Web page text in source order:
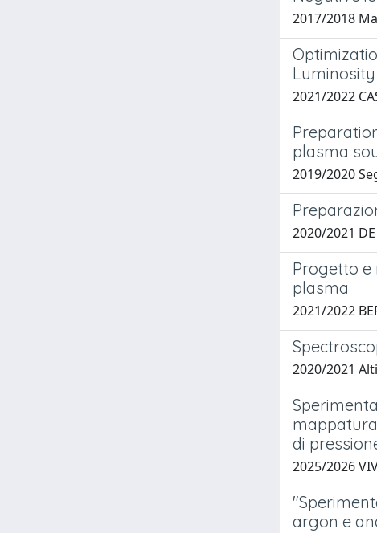
2017/2018
Luminosity
2021/2022
plasma
2019/2020
2020/2021 DE
Progetto e
plasma
2021/2022
2020/2021
di
2025/2026
argon e